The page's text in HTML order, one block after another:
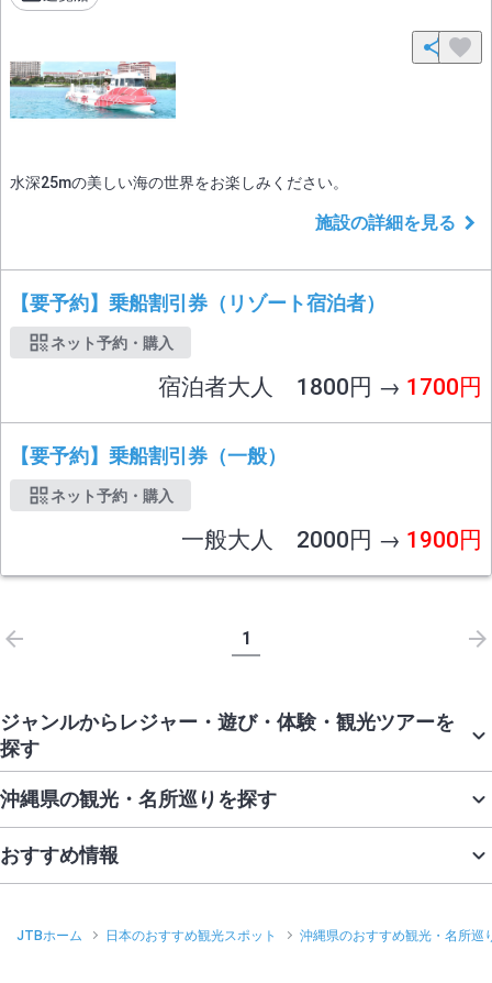
水深25mの美しい海の世界をお楽しみください。
施設の詳細を見る
【要予約】乗船割引券（リゾート宿泊者）
ネット予約・購入
宿泊者大人 1800円 → 1700円
【要予約】乗船割引券（一般）
ネット予約・購入
一般大人 2000円 → 1900円
1
ジャンルからレジャー・遊び・体験・観光ツアーを
探す
沖縄県の観光・名所巡りを探す
おすすめ情報
JTBホーム 日本のおすすめ観光スポット 沖縄県のおすすめ観光・名所巡